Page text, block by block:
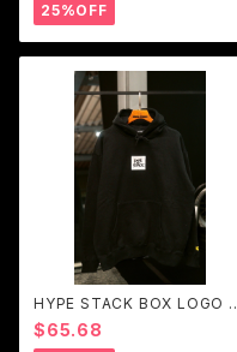
25%OFF
HYPE STACK BOX LOGO h
oodie
$65.68